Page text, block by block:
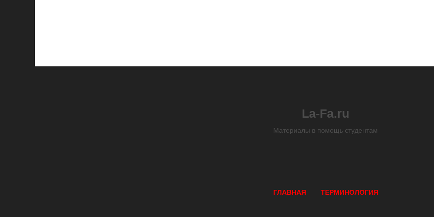
La-Fa.ru
Материалы в помощь студентам
ГЛАВНАЯ ТЕРМИНОЛОГИЯ